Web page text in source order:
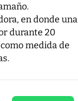
en donde una
durante 20
medida de